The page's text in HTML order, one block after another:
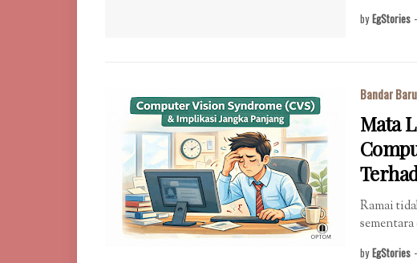
by EgStories -
Bandar
Mata
Ramai
by EgStories -